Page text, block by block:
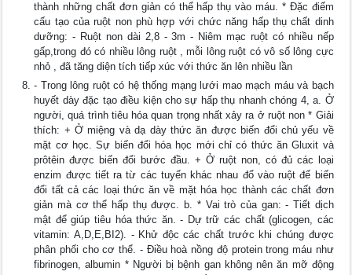
thành những chất đơn giản có thể hấp thụ vào máu. * Đặc điểm
cấu tạo của ruột non phù hợp với chức năng hấp thụ chất dinh
dưỡng: - Ruột non dài 2,8 - 3m - Niêm mạc ruột có nhiều nếp
gấp,trong đó có nhiều lông ruột , mỗi lông ruột có vô số lông cực
nhỏ , đã tăng diện tích tiếp xúc với thức ăn lên nhiều lần
- Trong lông ruột có hệ thống mạng lưới mao mạch máu và bạch
huyết dày đặc tạo điều kiện cho sự hấp thụ nhanh chóng 4, a. Ở
người, quá trình tiêu hóa quan trọng nhất xảy ra ở ruột non * Giải
thích: + Ở miệng và dạ dày thức ăn được biến đổi chủ yếu về
mặt cơ học. Sự biến đổi hóa học mới chỉ có thức ăn Gluxit và
prôtêin được biến đổi bước đầu. + Ở ruột non, có đủ các loại
enzim được tiết ra từ các tuyến khác nhau đổ vào ruột để biến
đổi tất cả các loại thức ăn về mặt hóa học thành các chất đơn
giản mà cơ thể hấp thụ được. b. * Vai trò của gan: - Tiết dịch
mật để giúp tiêu hóa thức ăn. - Dự trữ các chất (glicogen, các
vitamin: A,D,E,BI2). - Khử độc các chất trước khi chúng được
phân phối cho cơ thể. - Điều hoà nồng độ protein trong máu như
fibrinogen, albumin * Người bị bệnh gan không nên ăn mỡ động